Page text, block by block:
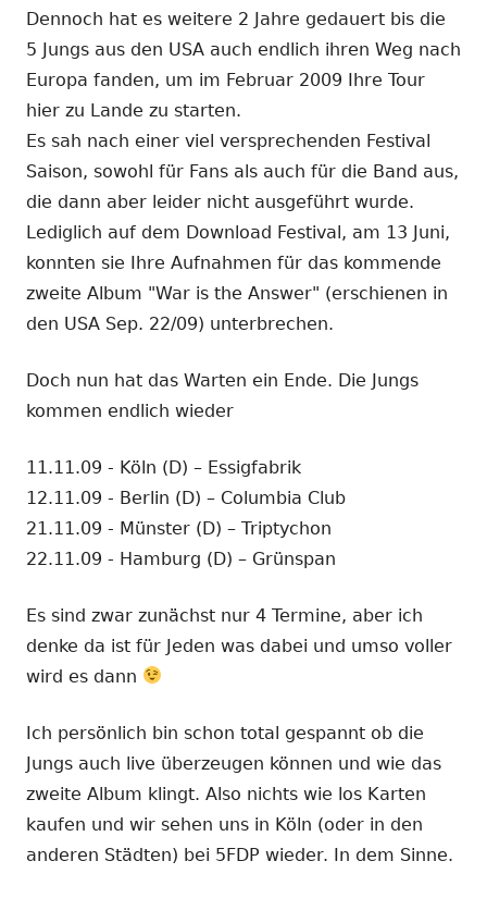
Dennoch hat es weitere 2 Jahre gedauert bis die
5 Jungs aus den USA auch endlich ihren Weg nach
Europa fanden, um im Februar 2009 Ihre Tour
hier zu Lande zu starten.
Es sah nach einer viel versprechenden Festival
Saison, sowohl für Fans als auch für die Band aus,
die dann aber leider nicht ausgeführt wurde.
Lediglich auf dem Download Festival, am 13 Juni,
konnten sie Ihre Aufnahmen für das kommende
zweite Album "War is the Answer" (erschienen in
den USA Sep. 22/09) unterbrechen.
Doch nun hat das Warten ein Ende. Die Jungs
kommen endlich wieder
11.11.09 - Köln (D) – Essigfabrik
12.11.09 - Berlin (D) – Columbia Club
21.11.09 - Münster (D) – Triptychon
22.11.09 - Hamburg (D) – Grünspan
Es sind zwar zunächst nur 4 Termine, aber ich
denke da ist für Jeden was dabei und umso voller
wird es dann
Ich persönlich bin schon total gespannt ob die
Jungs auch live überzeugen können und wie das
zweite Album klingt. Also nichts wie los Karten
kaufen und wir sehen uns in Köln (oder in den
anderen Städten) bei 5FDP wieder. In dem Sinne.